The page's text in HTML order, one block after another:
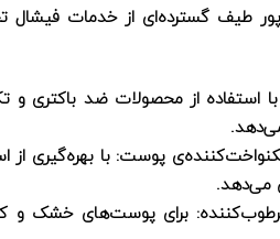
طیف گسترده‌ای از خدمات
با استفاده از محصولات ضد باکتری و
پوست: با بهره‌گیری
می‌دهد.
برای پوست‌های خشک و